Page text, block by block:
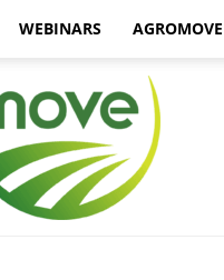
WEBINARS